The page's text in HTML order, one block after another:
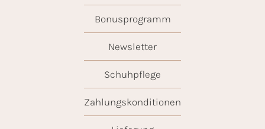
Bonusprogramm
Newsletter
Schuhpflege
Zahlungskonditionen